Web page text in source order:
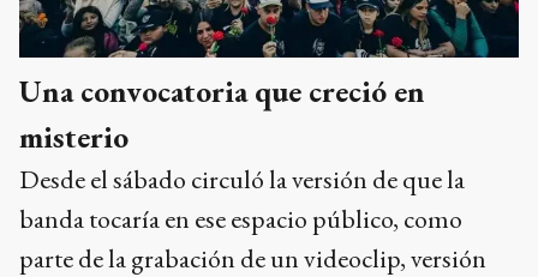
Una convocatoria que creció en
misterio
Desde el sábado circuló la versión de que la
banda tocaría en ese espacio público, como
parte de la grabación de un videoclip, versión